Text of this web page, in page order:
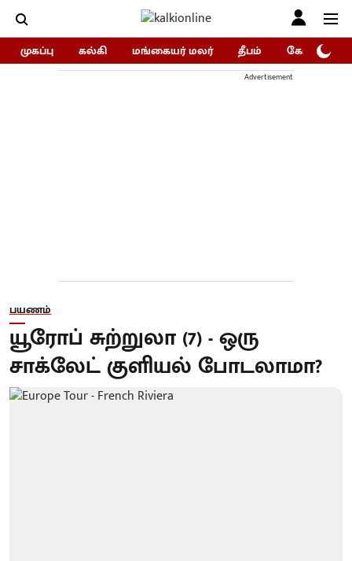
முகப்பு கல்கி மங்கையர் மலர் தீபம் கோகுலம்/
Advertisement
பயணம்
யூரோப் சுற்றுலா (7) - ஒரு
சாக்லேட் குளியல் போடலாமா?